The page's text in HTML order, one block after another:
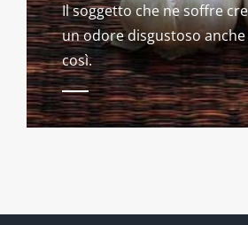
Il soggetto che ne soffre
un odore disgustoso anche
così.